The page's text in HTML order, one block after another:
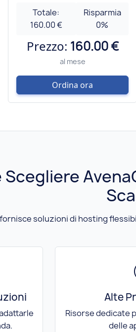
Totale:
160.00 €
Risparmia
0%
Prezzo: 160.00 €
al mese
Ordina ora
Scegliere
soluzioni di hosting
Alte
Risorse dedicate
delle